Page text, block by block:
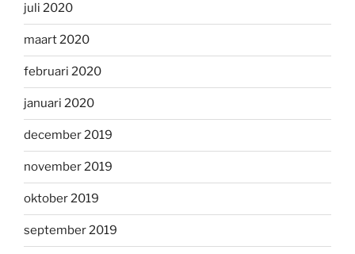
juli 2020
maart 2020
februari 2020
januari 2020
december 2019
november 2019
oktober 2019
september 2019